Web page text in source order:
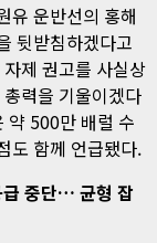
유 운반선의 홍해
뒷받침하겠다고
제 권고를 사실상
력을 기울이겠다
약 500만 배럴 수
도 함께 언급됐다.
중단… 균형 잡